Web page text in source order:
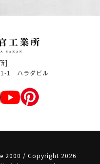
]
1 ハラダビル
2000 / Copyright 2026